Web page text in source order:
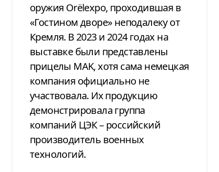
оружия Orëlexpo, проходившая в
«Гостином дворе» неподалеку от
Кремля. В 2023 и 2024 годах на
выставке были представлены
прицелы MAK, хотя сама немецкая
компания официально не
участвовала. Их продукцию
демонстрировала группа
компаний ЦЭК – российский
производитель военных
технологий.